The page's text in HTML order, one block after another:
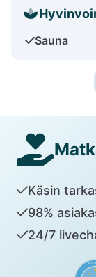
Sauna
Käsin
98%
24/7